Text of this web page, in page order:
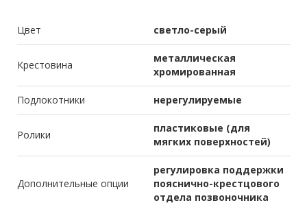
Цвет светло-серый
Крестовина
металлическая
хромированная
Подлокотники нерегулируемые
Ролики
пластиковые (для
мягких поверхностей)
Дополнительные опции
регулировка поддержки
пояснично-крестцового
отдела позвоночника